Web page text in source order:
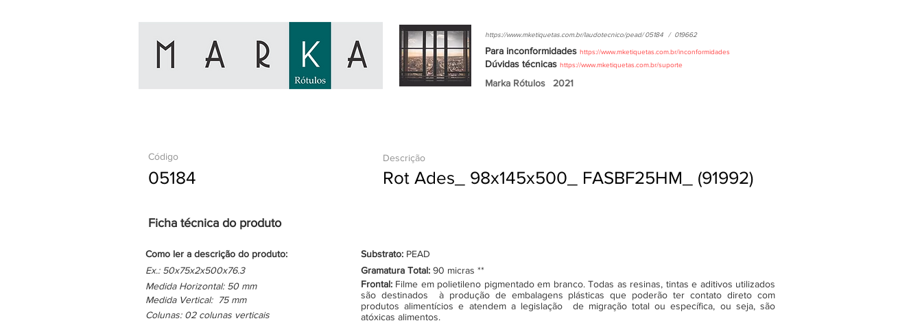
https://www.mketiquetas.com.br/laudotecnico/pead/ 05184 / 019662
Para inconformidades https://www.mketiquetas.com.br/inconformidades
Dúvidas técnicas https://www.mketiquetas.com.br/suporte
Marka Rótulos 2021
Código
05184
Descrição
Rot Ades_ 98x145x500_ FASBF25HM_ (91992)
Ficha técnica do produto
Como ler a descrição do produto: Substrato: PEAD
Ex.: 50x75x2x500x76.3
Medida Horizontal: 50 mm
Medida Vertical: 75 mm
Colunas: 02 colunas verticais
Gramatura Total: 90 micras **
Frontal: Filme em polietileno pigmentado em branco. Todas as resinas, tintas e aditivos utilizados
são destinados à produção de embalagens plásticas que poderão ter contato direto com
produtos alimentícios e atendem a legislação de migração total ou específica, ou seja, são
atóxicas alimentos.